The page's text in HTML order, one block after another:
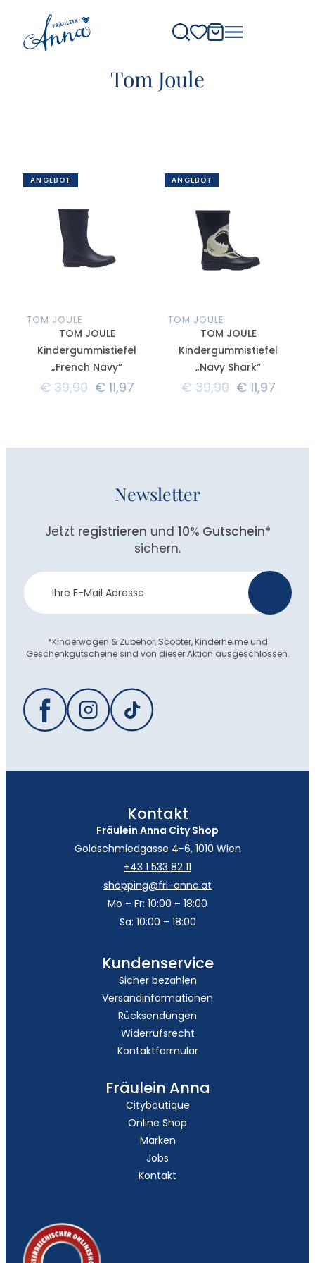
Tom Joule
ANGEBOT
TOM JOULE
TOM JOULE
Kindergummistiefel
„French Navy“
€39,90 €11,97
ANGEBOT
TOM JOULE
TOM JOULE
Kindergummistiefel
„Navy Shark“
€39,90 €11,97
Newsletter
Jetzt registrieren und 10% Gutschein*
sichern.
Newsletter
Anmeldung
*Kinderwägen & Zubehör, Scooter, Kinderhelme und
Geschenkgutscheine sind von dieser Aktion ausgeschlossen.
Kontakt
Fräulein Anna City Shop
Goldschmiedgasse 4-6, 1010 Wien
+43 1 533 82 11
shopping@frl-anna.at
Mo – Fr: 10:00 – 18:00
Sa: 10:00 – 18:00
Kundenservice
Sicher bezahlen
Versandinformationen
Rücksendungen
Widerrufsrecht
Kontaktformular
Fräulein Anna
Cityboutique
Online Shop
Marken
Jobs
Kontakt